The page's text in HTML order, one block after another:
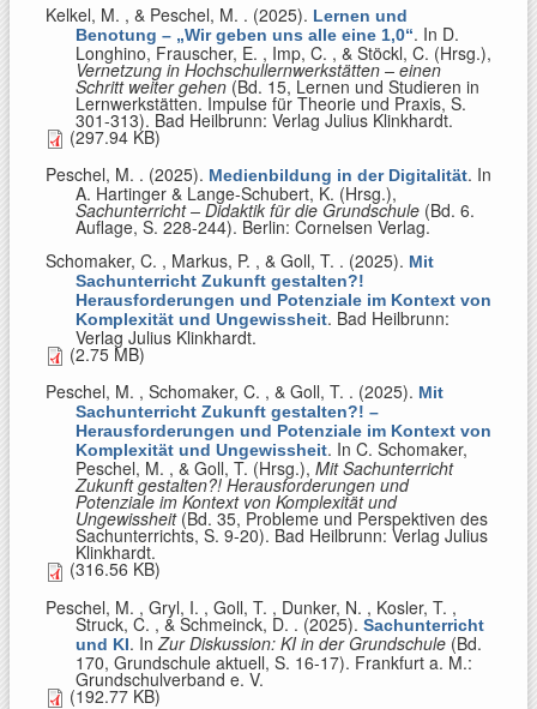
Kelkel, M. , & Peschel, M. . (2025). Lernen und
Benotung – „Wir geben uns alle eine 1,0“. In D.
Longhino, Frauscher, E. , Imp, C. , & Stöckl, C. (Hrsg.),
Vernetzung in Hochschullernwerkstätten – einen
Schritt weiter gehen (Bd. 15, Lernen und Studieren in
Lernwerkstätten. Impulse für Theorie und Praxis, S.
301-313). Bad Heilbrunn: Verlag Julius Klinkhardt.
(297.94 KB)
Peschel, M. . (2025). Medienbildung in der Digitalität. In
A. Hartinger & Lange-Schubert, K. (Hrsg.),
Sachunterricht – Didaktik für die Grundschule (Bd. 6.
Auflage, S. 228-244). Berlin: Cornelsen Verlag.
Schomaker, C. , Markus, P. , & Goll, T. . (2025). Mit
Sachunterricht Zukunft gestalten?!
Herausforderungen und Potenziale im Kontext von
Komplexität und Ungewissheit. Bad Heilbrunn:
Verlag Julius Klinkhardt.
(2.75 MB)
Peschel, M. , Schomaker, C. , & Goll, T. . (2025). Mit
Sachunterricht Zukunft gestalten?! –
Herausforderungen und Potenziale im Kontext von
Komplexität und Ungewissheit. In C. Schomaker,
Peschel, M. , & Goll, T. (Hrsg.), Mit Sachunterricht
Zukunft gestalten?! Herausforderungen und
Potenziale im Kontext von Komplexität und
Ungewissheit(Bd. 35, Probleme und Perspektiven des
Sachunterrichts, S. 9-20). Bad Heilbrunn: Verlag Julius
Klinkhardt.
(316.56 KB)
Peschel, M. , Gryl, I. , Goll, T. , Dunker, N. , Kosler, T. ,
Struck, C. , & Schmeinck, D. . (2025). Sachunterricht
und KI. In Zur Diskussion: KI in der Grundschule (Bd.
170, Grundschule aktuell, S. 16-17). Frankfurt a. M.:
Grundschulverband e. V.
(192.77 KB)